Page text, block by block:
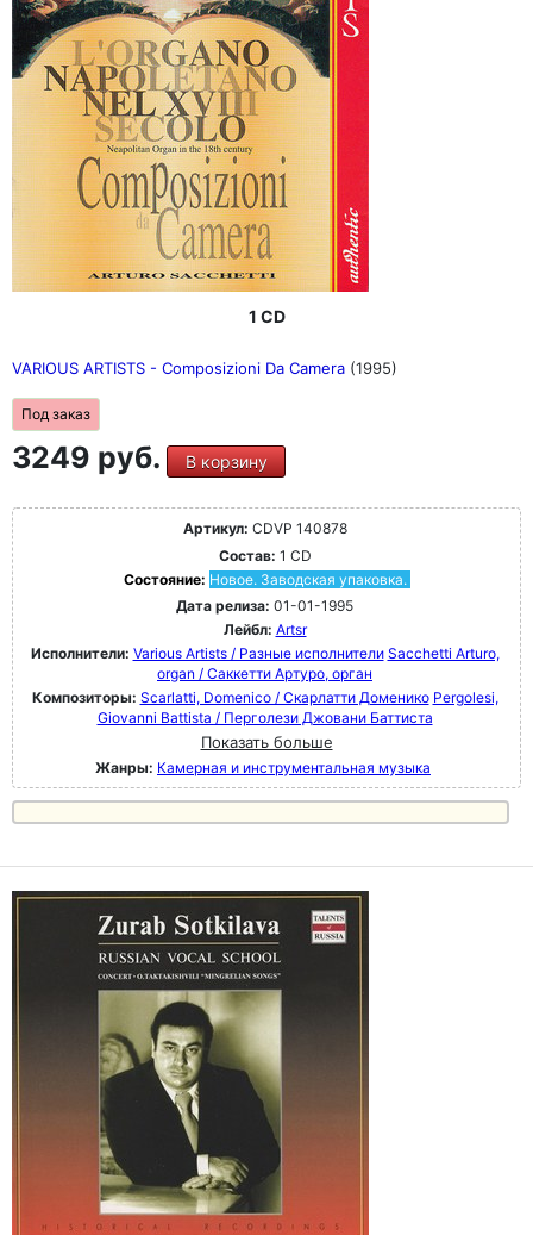
1 CD
VARIOUS ARTISTS - Composizioni Da Camera (1995)
Под заказ
3249 руб. В корзину
Артикул: CDVP 140878
Состав: 1 CD
Состояние: Новое. Заводская упаковка.
Дата релиза: 01-01-1995
Лейбл: Artsr
Исполнители: Various Artists / Разные исполнители Sacchetti Arturo,
organ / Саккетти Артуро, орган
Композиторы: Scarlatti, Domenico / Скарлатти Доменико Pergolesi,
Giovanni Battista / Перголези Джовани Баттиста
Показать больше
Жанры: Камерная и инструментальная музыка